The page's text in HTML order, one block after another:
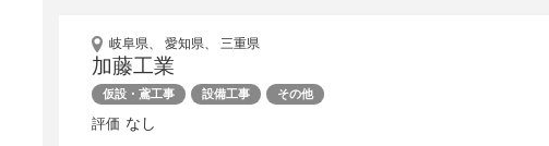
岐阜県、 愛知県、 三重県
加藤工業
仮設・鳶工事 設備工事 その他
評価 なし